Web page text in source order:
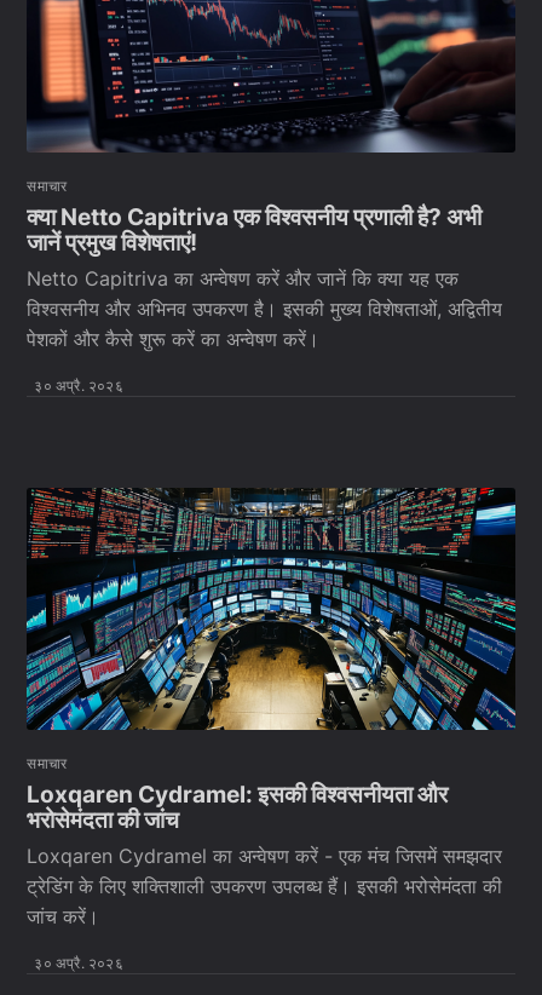
समाचार
क्या Netto Capitriva एक विश्वसनीय प्रणाली है? अभी
जानें प्रमुख विशेषताएं!
Netto Capitriva का अन्वेषण करें और जानें कि क्या यह एक
विश्वसनीय और अभिनव उपकरण है। इसकी मुख्य विशेषताओं, अद्वितीय
पेशकों और कैसे शुरू करें का अन्वेषण करें।
३० अप्रै. २०२६
समाचार
Loxqaren Cydramel: इसकी विश्वसनीयता और
भरोसेमंदता की जांच
Loxqaren Cydramel का अन्वेषण करें - एक मंच जिसमें समझदार
ट्रेडिंग के लिए शक्तिशाली उपकरण उपलब्ध हैं। इसकी भरोसेमंदता की
जांच करें।
३० अप्रै. २०२६